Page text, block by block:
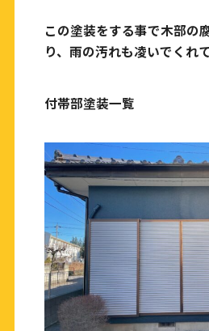
この塗装をする事で木部の
り、雨の汚れも凌いでくれ
付帯部塗装一覧